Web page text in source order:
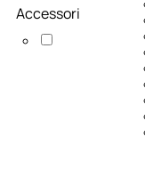
Accessori